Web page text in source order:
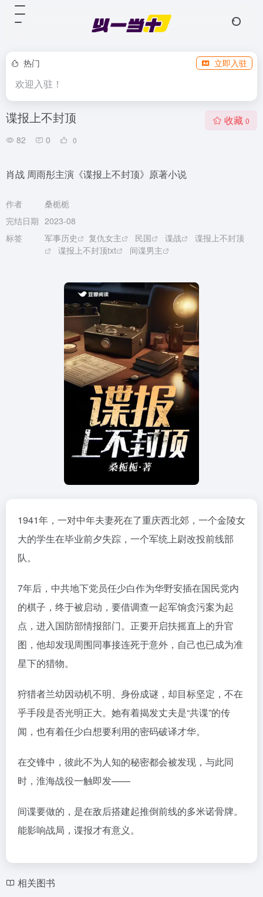
热门 立即入驻
欢迎入驻！
谍报上不封顶
82 0 0
收藏 0
肖战 周雨彤主演《谍报上不封顶》原著小说
作者
桑栀栀
完结日期 2023-08
标签
军事历史 复仇女主 民国 谍战
谍报上不封顶
谍报上不封顶txt
间谍男主
1941年，一对中年夫妻死在了重庆西北郊，一个金陵女
大的学生在毕业前夕失踪，一个军统上尉改投前线部
队。
7年后，中共地下党员任少白作为华野安插在国民党内
的棋子，终于被启动，要借调查一起军饷贪污案为起
点，进入国防部情报部门。正要开启扶摇直上的升官
图，他却发现周围同事接连死于意外，自己也已成为准
星下的猎物。
狩猎者兰幼因动机不明、身份成谜，却目标坚定，不在
乎手段是否光明正大。她有着揭发丈夫是“共谍”的传
闻，也有着任少白想要利用的密码破译才华。
在交锋中，彼此不为人知的秘密都会被发现，与此同
时，淮海战役一触即发——
间谍要做的，是在敌后搭建起推倒前线的多米诺骨牌。
能影响战局，谍报才有意义。
相关图书